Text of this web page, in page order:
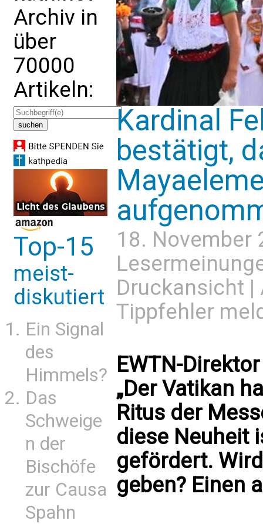
Archiv in
über
70000
Artikeln:
Top-15
meist-
diskutiert
Ein Signal
des
Himmels?
Das
Schweige
n der
Bischöfe
zur Causa
Spahn
Kardinal
bestätigt,
18. November
Druckansicht |
Tippfehler
EWTN-
„Der Vatikan
Ritus der
diese Neuheit
gefördert.
geben? Einen